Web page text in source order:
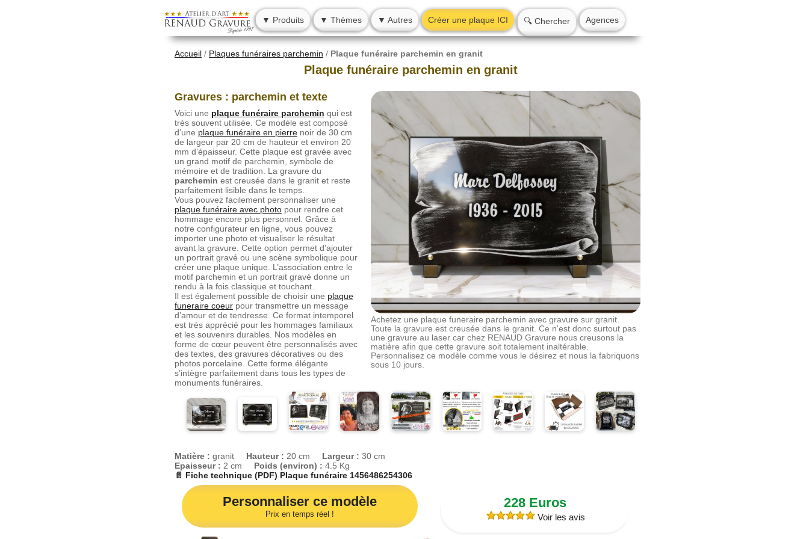
▼ Produits ▼ Thèmes ▼ Autres Créer une plaque ICI 🔍 Chercher Agences
Accueil / Plaques funéraires parchemin / Plaque funéraire parchemin en granit
Plaque funéraire parchemin en granit
Gravures : parchemin et texte
Voici une plaque funéraire parchemin qui est
très souvent utilisée. Ce modèle est composé
d’une plaque funéraire en pierre noir de 30 cm
de largeur par 20 cm de hauteur et environ 20
mm d’épaisseur. Cette plaque est gravée avec
un grand motif de parchemin, symbole de
mémoire et de tradition. La gravure du
parchemin est creusée dans le granit et reste
parfaitement lisible dans le temps.
Vous pouvez facilement personnaliser une
plaque funéraire avec photo pour rendre cet
hommage encore plus personnel. Grâce à
notre configurateur en ligne, vous pouvez
importer une photo et visualiser le résultat
avant la gravure. Cette option permet d’ajouter
un portrait gravé ou une scène symbolique pour
créer une plaque unique. L’association entre le
motif parchemin et un portrait gravé donne un
rendu à la fois classique et touchant.
Il est également possible de choisir une plaque
funeraire coeur pour transmettre un message
d’amour et de tendresse. Ce format intemporel
est très apprécié pour les hommages familiaux
et les souvenirs durables. Nos modèles en
forme de cœur peuvent être personnalisés avec
des textes, des gravures décoratives ou des
photos porcelaine. Cette forme élégante
s’intègre parfaitement dans tous les types de
monuments funéraires.
Pour une touche spirituelle, vous pouvez
consulter les modèles de plaques funéraires
angedisponibles sur notre site. Ces plaques
décorées d’anges évoquent la paix, la
protection et la sérénité. Elles conviennent
vous permet d’adapter les motifs et les textes
pour créer une composition unique et
émouvante.
Le texte du défunt, l’épitaphe, est également
creusé en profondeur dans le granit. Il n’y a pas
de gravure autour des lettres afin que celles-ci
ne se mélangent pas avec le parchemin. Le
résultat est une lisibilité parfaite et un style
sobre et élégant. Notre outil de création en
Achetez une plaque funeraire parchemin avec gravure sur granit.
Toute la gravure est creusée dans le granit. Ce n'est donc surtout pas
une gravure au laser car chez RENAUD Gravure nous creusons la
matière afin que cette gravure soit totalement inaltérable.
Personnalisez ce modèle comme vous le désirez et nous la fabriquons
sous 10 jours.
Matière : granit Hauteur : 20 cm Largeur : 30 cm
Epaisseur : 2 cm Poids (environ) : 4.5 Kg
📄 Fiche technique (PDF) Plaque funéraire 1456486254306
Personnaliser ce modèle
Prix en temps réel !
228 Euros
Voir les avis